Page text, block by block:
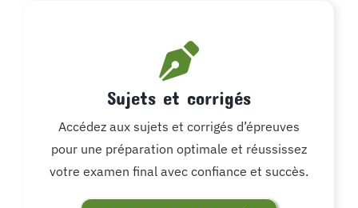
Sujets et corrigés
Accédez aux sujets et corrigés d’épreuves
pour une préparation optimale et réussissez
votre examen final avec confiance et succès.